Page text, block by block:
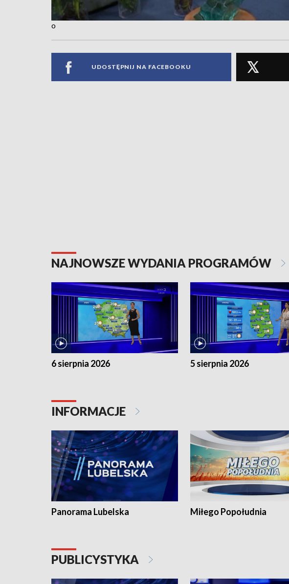
o
UDOSTĘPNIJ NA FACEBOOKU
NAJNOWSZE WYDANIA PROGRAMÓW
6 sierpnia 2026 5 sierpnia 2026
INFORMACJE
Panorama Lubelska Miłego Popołudnia
PUBLICYSTYKA